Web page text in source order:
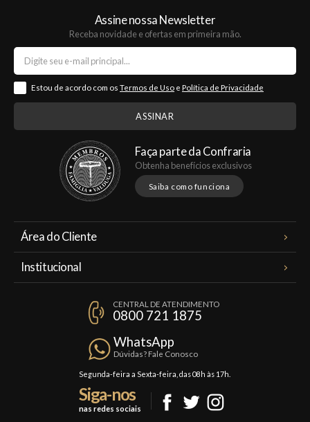
Assine nossa Newsletter
Receba novidade e ofertas em primeira mão.
Estou de acordo com os Termos de Uso e Política de Privacidade
Faça parte da Confraria
Obtenha benefícios exclusivos
Saiba como funciona
Área do Cliente
Institucional
Política de Privacidade
Trocas e Devoluções
Formas de Pagamento
CENTRAL DE ATENDIMENTO
0800 721 1875
WhatsApp
Dúvidas? Fale Conosco
Segunda-feira a Sexta-feira, das 08h às 17h.
Siga-nos
nas redes sociais